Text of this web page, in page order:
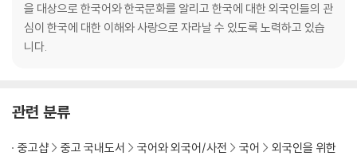
을 대상으로 한국어와 한국문화를 알리고 한국에 대한 외국인들의 관
심이 한국에 대한 이해와 사랑으로 자라날 수 있도록 노력하고 있습
니다.
관련 분류
중고샵 중고 국내도서 국어와 외국어/사전 국어
외국인을 위한